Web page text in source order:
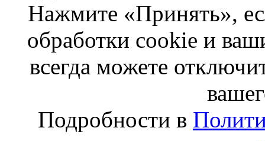
Нажмите «Принять»,
обработки cookie и
всегда можете
Подробности в